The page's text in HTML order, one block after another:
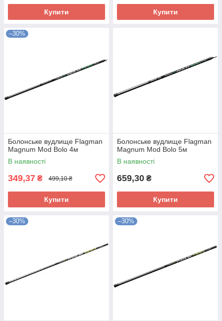
Купити Купити
–30%
Болонське вудлище Flagman
Magnum Mod Bolo 4м
В наявності
349,37 ₴ 499,10 ₴
Купити
Болонське вудлище Flagman
Magnum Mod Bolo 5м
В наявності
659,30 ₴
Купити
–30% –30%